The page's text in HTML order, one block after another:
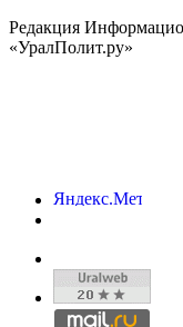
Редакция
«УралПолит.ру»